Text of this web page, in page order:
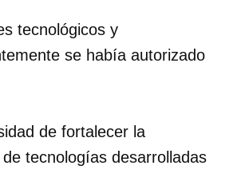
tecnológicos y
se había autorizado
de fortalecer la
tecnologías desarrolladas